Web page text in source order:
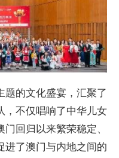
题的文化盛宴，汇聚了
，不仅唱响了中华儿女
回归以来繁荣稳定、
进了澳门与内地之间的